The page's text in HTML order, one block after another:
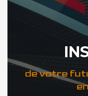
de votre